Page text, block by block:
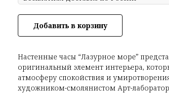
Добавить в корзину
Настенные часы “Лазурное море”
оригинальный элемент интерьера,
атмосферу спокойствия и
художником-смолянистом Арт-